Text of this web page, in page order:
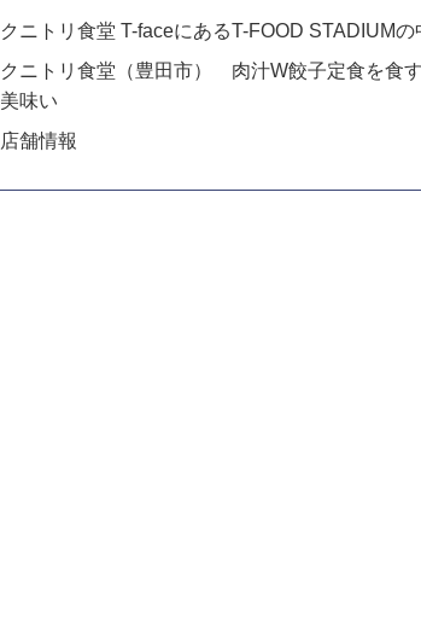
クニトリ食堂 T-faceにあるT-FOOD STADIUM
クニトリ食堂（豊田市） 肉汁W餃子定食を食
美味い
店舗情報